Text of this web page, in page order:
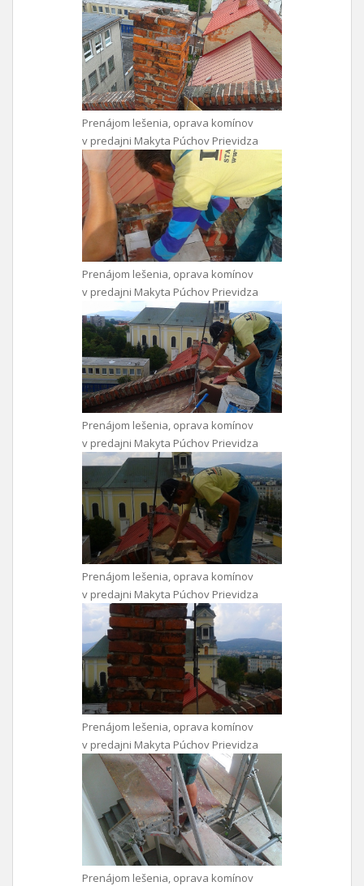
Prenájom lešenia, oprava komínov
v predajni Makyta Púchov Prievidza
Prenájom lešenia, oprava komínov
v predajni Makyta Púchov Prievidza
Prenájom lešenia, oprava komínov
v predajni Makyta Púchov Prievidza
Prenájom lešenia, oprava komínov
v predajni Makyta Púchov Prievidza
Prenájom lešenia, oprava komínov
v predajni Makyta Púchov Prievidza
Prenájom lešenia, oprava komínov